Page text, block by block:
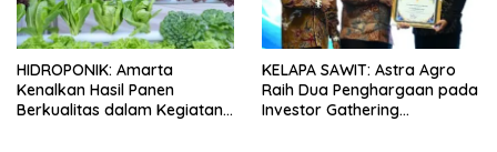
HIDROPONIK: Amarta
Kenalkan Hasil Panen
Berkualitas dalam Kegiatan
KELAPA SAWIT: Astra Agro
Raih Dua Penghargaan pada
Investor Gathering